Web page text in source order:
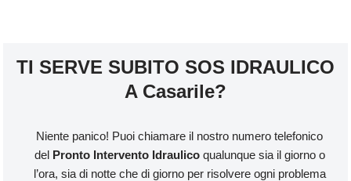
TI SERVE SUBITO SOS IDRAULICO
A Casarile?
Niente panico! Puoi chiamare il nostro numero telefonico
del Pronto Intervento Idraulicoqualunque sia il giorno o
l’ora, sia di notte che di giorno per risolvere ogni problema